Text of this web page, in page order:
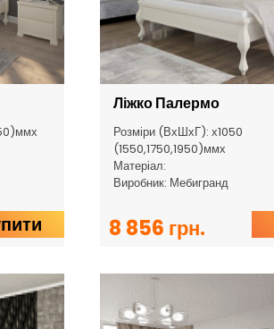
Ліжко Палермо
Розміри (ВхШхГ): х1050
(1550,1750,1950)ммх
Матеріал:
Виробник: Мебигранд
8 856 грн.